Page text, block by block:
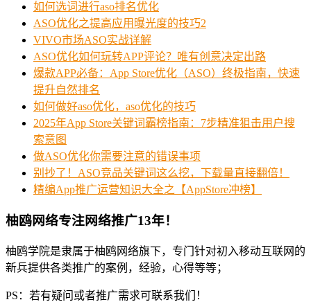
如何选词进行aso排名优化
ASO优化之提高应用曝光度的技巧2
VIVO市场ASO实战详解
ASO优化如何玩转APP评论？唯有创意决定出路
爆款APP必备：App Store优化（ASO）终极指南，快速
提升自然排名
如何做好aso优化，aso优化的技巧
2025年App Store关键词霸榜指南：7步精准狙击用户搜
索意图
做ASO优化你需要注意的错误事项
别抄了！ASO竞品关键词这么挖，下载量直接翻倍！
精编App推广运营知识大全之【AppStore冲榜】
柚鸥网络专注网络推广13年！
柚鸥学院是隶属于柚鸥网络旗下，专门针对初入移动互联网的
新兵提供各类推广的案例，经验，心得等等；
PS：若有疑问或者推广需求可联系我们！